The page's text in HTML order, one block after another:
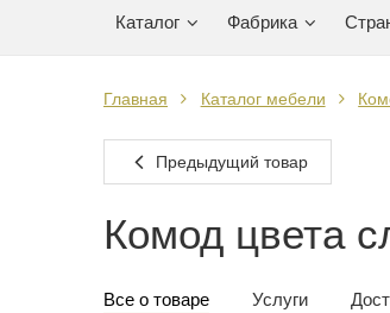
Каталог Фабрика
Главная Каталог мебели
Предыдущий товар
Комод цвета
Все о товаре Услуги